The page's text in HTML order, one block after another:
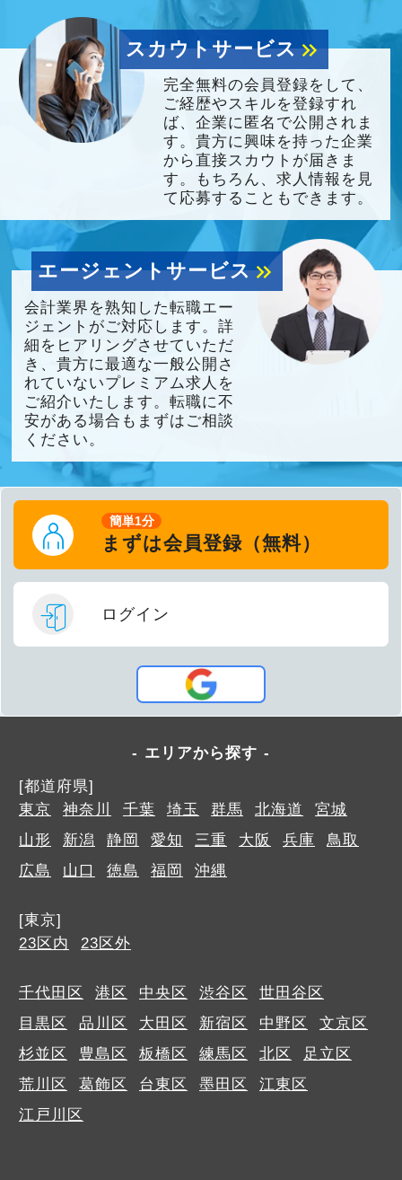
スカウトサービスkeyboard_double_arrow_right
完全無料の会員登録をして、
ご経歴やスキルを登録すれ
ば、企業に匿名で公開されま
す。貴方に興味を持った企業
から直接スカウトが届きま
す。もちろん、求人情報を見
て応募することもできます。
エージェントサービスkeyboard_double_arrow_right
会計業界を熟知した転職エー
ジェントがご対応します。詳
細をヒアリングさせていただ
き、貴方に最適な一般公開さ
れていないプレミアム求人を
ご紹介いたします。転職に不
安がある場合もまずはご相談
ください。
簡単1分
まずは会員登録（無料）
ログイン
エリアから探す
[都道府県]
東京
神奈川 千葉 埼玉 群馬 北海道
宮城
山形
新潟 静岡 愛知 三重 大阪 兵庫
鳥取
広島
山口 徳島 福岡 沖縄
[東京]
23区内
23区外
千代田区 港区 中央区 渋谷区
世田谷区
目黒区
品川区 大田区 新宿区 中野区
文京区
杉並区
豊島区 板橋区 練馬区 北区
足立区
荒川区
葛飾区 台東区 墨田区
江東区
江戸川区